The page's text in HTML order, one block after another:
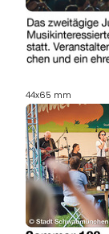
44x65 mm